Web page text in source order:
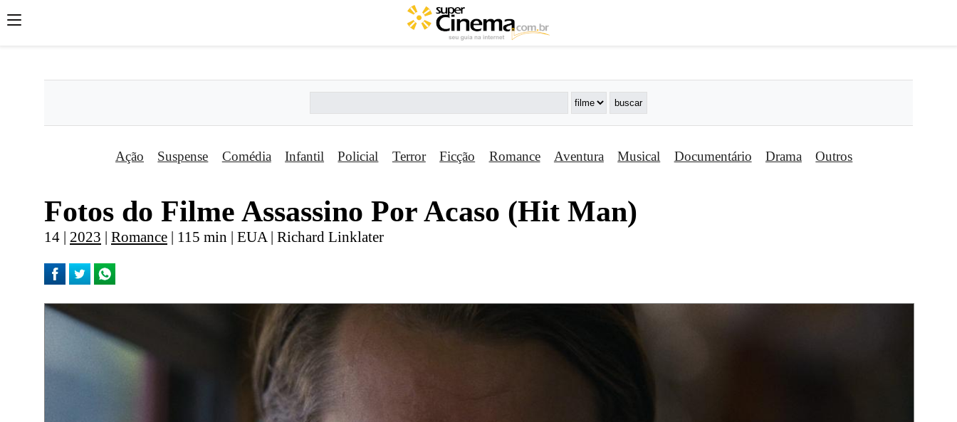
';';
Ação Suspense Comédia Infantil Policial Terror Ficção Romance Aventura Musical Documentário Drama Outros
Fotos do Filme Assassino Por Acaso (Hit Man)
14 | 2023 | Romance | 115 min | EUA | Richard Linklater